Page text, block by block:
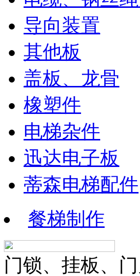
导向装置
其他板
盖板、龙骨
橡塑件
电梯杂件
迅达电子板
蒂森电梯配件
餐梯制作
门锁、挂板、